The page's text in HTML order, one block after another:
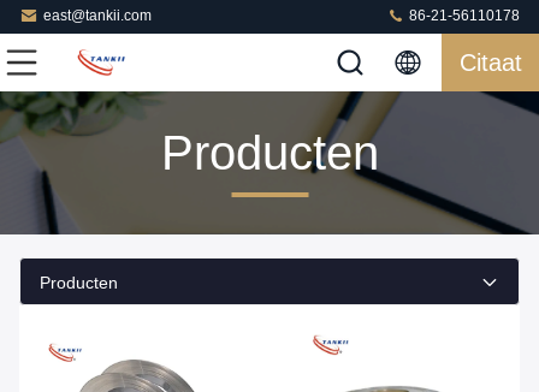
east@tankii.com 86-21-56110178
Citaat
Producten
Producten